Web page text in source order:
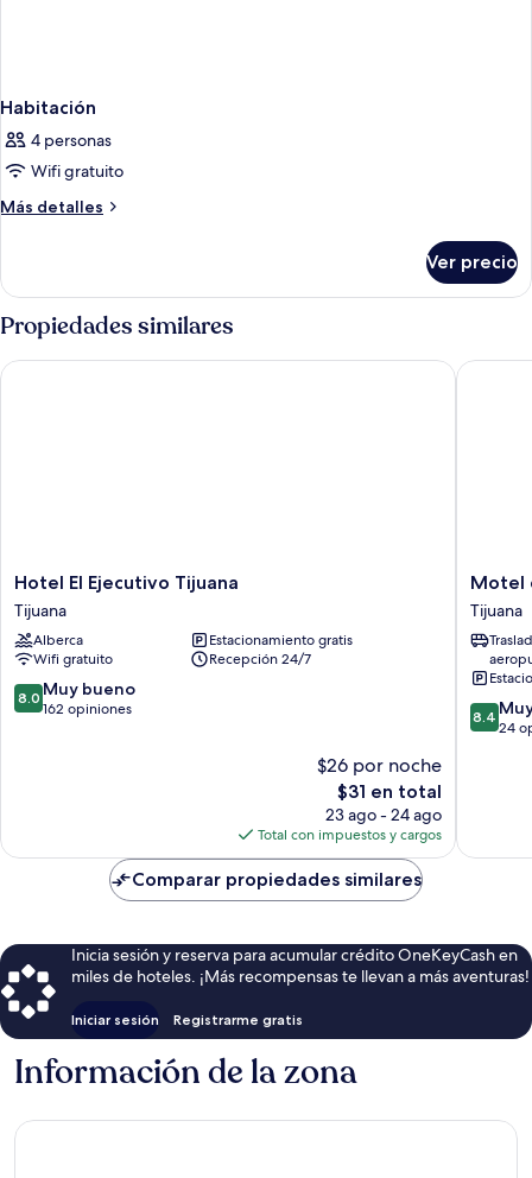
Habitación
4 personas
Wifi gratuito
Más detalles
Más
Ver precio
Propiedades similares
Hotel
El
Ejecutivo
Tijuana
Tijuana
Hotel El Ejecutivo Tijuana
Tijuana
Alberca
Estacionamiento gratis
Wifi gratuito
Recepción 24/7
8.0
de
8.0 Muy bueno
162 opiniones
$26 por noche
El
precio
actual
es
de
$31
$31 en total
23 ago - 24 ago
Total con impuestos y cargos
Hotel El Ejecutivo Tijuana
Motel
del
Bosque
Tijuana
Motel
Tijuana
8.4
de
8.4
24
Motel
Comparar propiedades similares
Inicia sesión y reserva para acumular crédito OneKeyCash en
miles de hoteles. ¡Más recompensas te llevan a más aventuras!
Iniciar sesión Registrarme gratis
Información de la zona